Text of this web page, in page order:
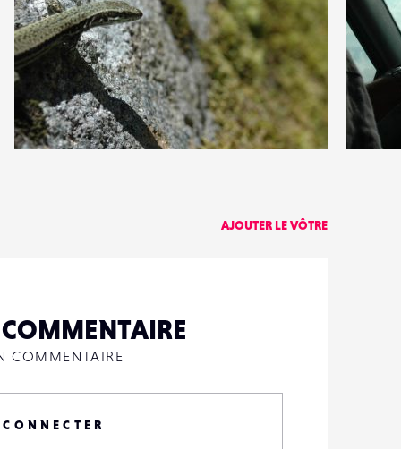
0
17
2
AJOUTER LE VÔTRE
COMMENTAIRE